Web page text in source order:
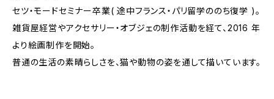
セツ・モードセミナー卒業( 途中フランス・パリ留学ののち復学 )。
雑貨屋経営やアクセサリー・オブジェの制作活動を経て、2016 年
より絵画制作を開始。
普通の生活の素晴らしさを、猫や動物の姿を通して描いています。